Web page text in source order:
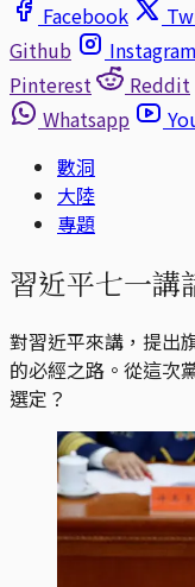
Facebook
Github
Instagram
Pinterest
Reddit
Whatsapp
數洞
大陸
專題
習近平七一講
對習近平來講，提出
的必經之路。從這次
選定？